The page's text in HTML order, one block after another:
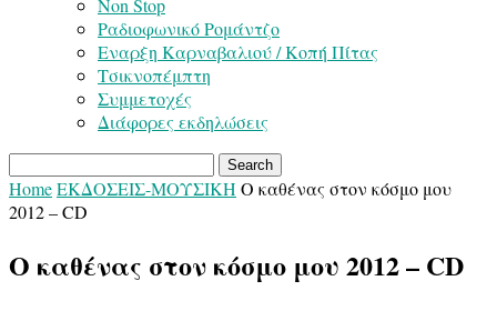
Non Stop
Ραδιοφωνικό Ρομάντζο
Εναρξη Καρναβαλιού / Κοπή Πίτας
Τσικνοπέμπτη
Συμμετοχές
Διάφορες εκδηλώσεις
HomeΕΚΔΟΣΕΙΣ-ΜΟΥΣΙΚΗ O καθένας στον κόσμο μου
2012 – CD
O καθένας στον κόσμο μου 2012 – CD